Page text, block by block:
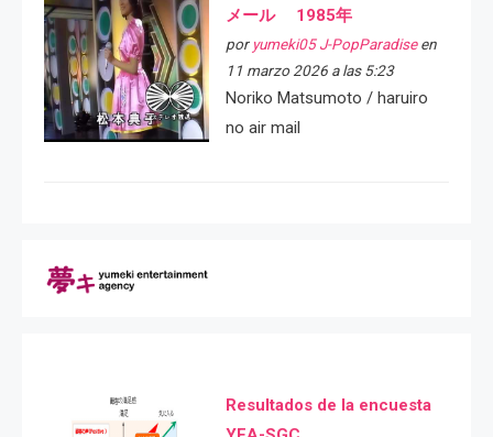
メール 1985年
por yumeki05 J-PopParadiseen
11 marzo 2026 a las 5:23
Noriko Matsumoto / haruiro
no air mail
Resultados de la encuesta